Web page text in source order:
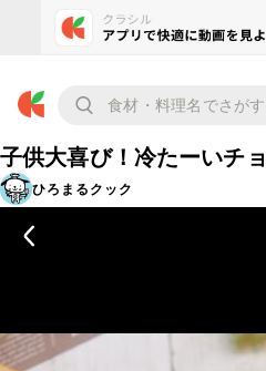
子供大喜び！冷たーいチ
ひろまるクック